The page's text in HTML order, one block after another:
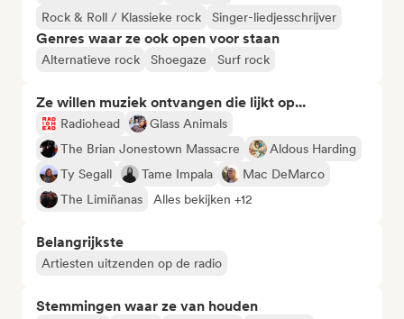
Rock & Roll / Klassieke rock
Singer-liedjesschrijver
Genres waar ze ook open voor staan
Alternatieve rock Shoegaze Surf rock
Ze willen muziek ontvangen die lijkt op...
Radiohead
Glass Animals
The Brian Jonestown Massacre
Aldous Harding
Ty Segall
Tame Impala
Mac DeMarco
The Limiñanas
Alles bekijken +12
Belangrijkste
Artiesten uitzenden op de radio
Stemmingen waar ze van houden